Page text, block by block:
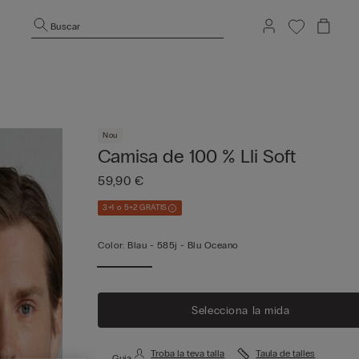
Buscar
Nou
Camisa de 100 % Lli Soft
59,90 €
3+1 o 5+2 GRATIS
Color: Blau - 585j - Blu Oceano
Selecciona la mida
Troba la teva talla Taula de talles